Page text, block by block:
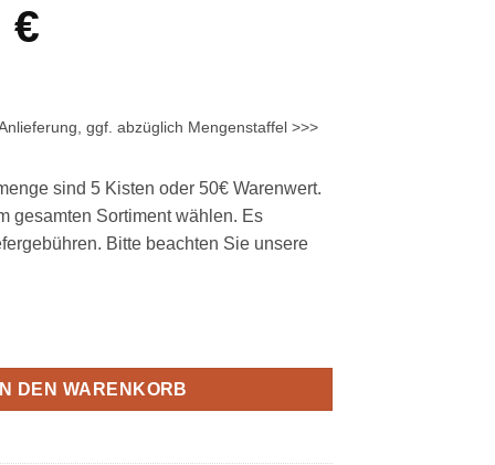
€
ggf. abzüglich Mengenstaffel >>>
sind 5 Kisten oder 50€ Warenwert.
gesamten Sortiment wählen. Es
Bitte beachten Sie unsere
IN DEN WARENKORB